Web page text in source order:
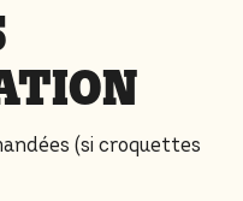
(si croquettes